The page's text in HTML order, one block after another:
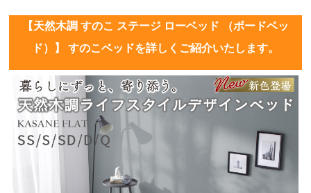
【天然木調 すのこ ステージ ローベッド （ボードベッ
ド）】 すのこベッドを詳しくご紹介いたします。